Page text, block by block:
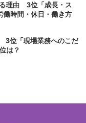
理由 3位「成長・ス
働時間・休日・働き方
3位「現場業務へのこだ
は？